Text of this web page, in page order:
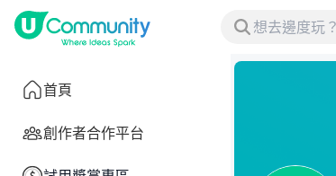
首頁
創作者合作平台